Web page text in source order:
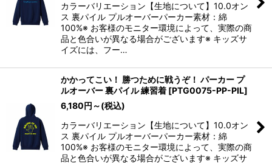
カラーバリエーション【生地について】10.0オン
ス 裏パイル プルオーバーパーカー素材：綿
100%※ お客様のモニター環境によって、実際の商
品と色合いが異なる場合がございます※ キッズサ
イズには、フー…
かかってこい！ 勝つために戦うぞ！ パーカー プ
ルオーバー 裏パイル 練習着 [PTG0075-PP-PIL]
6,180円 ～(税込)
カラーバリエーション【生地について】10.0オン
ス 裏パイル プルオーバーパーカー素材：綿
100%※ お客様のモニター環境によって、実際の商
品と色合いが異なる場合がございます※ キッズサ